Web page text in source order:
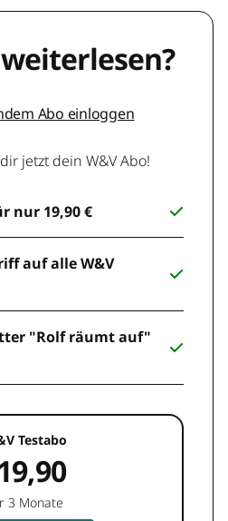
Abo einloggen
jetzt dein W&V Abo!
nur 19,90 €
auf alle W&V
"Rolf räumt auf"
Testabo
3 Monate